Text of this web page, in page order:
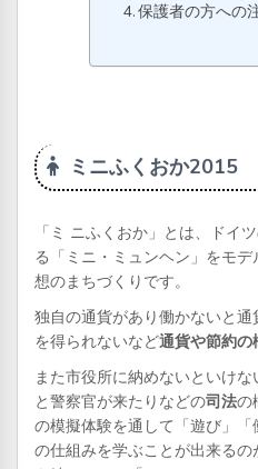
保護者の方への
ミニふくおか2015
「ミ ニふくおか」とは、ドイ
る「ミニ・ミュンヘン」をモ
想のまちづくりです。
独自の通貨があり働かないと
を得られないなど通貨や節約の
また市役所に納めないといけな
と警察官が来たりなどの司法の
の模擬体験を通して「遊び」
の仕組みを学ぶことが出来る